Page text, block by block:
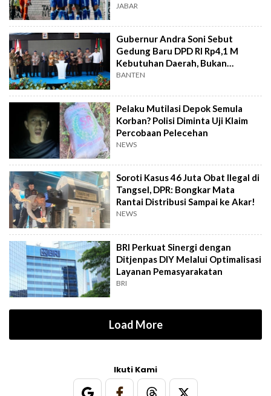
JABAR
Gubernur Andra Soni Sebut
Gedung Baru DPD RI Rp4,1 M
Kebutuhan Daerah, Bukan
Senator
BANTEN
Pelaku Mutilasi Depok Semula
Korban? Polisi Diminta Uji Klaim
Percobaan Pelecehan
NEWS
Soroti Kasus 46 Juta Obat Ilegal di
Tangsel, DPR: Bongkar Mata
Rantai Distribusi Sampai ke Akar!
NEWS
BRI Perkuat Sinergi dengan
Ditjenpas DIY Melalui Optimalisasi
Layanan Pemasyarakatan
BRI
Load More
Ikuti Kami